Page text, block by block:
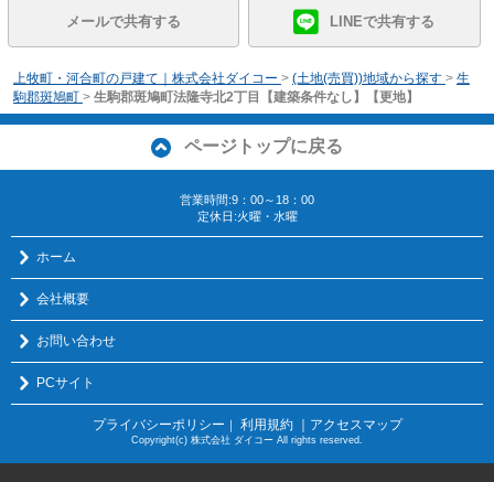
メールで共有する LINEで共有する
上牧町・河合町の戸建て｜株式会社ダイコー > (土地(売買))地域から探す > 生
駒郡斑鳩町 > 生駒郡斑鳩町法隆寺北2丁目【建築条件なし】【更地】
ページトップに戻る
営業時間:9：00～18：00
定休日:火曜・水曜
ホーム
会社概要
お問い合わせ
PCサイト
プライバシーポリシー ｜ 利用規約 ｜アクセスマップ
Copyright(c) 株式会社 ダイコー All rights reserved.